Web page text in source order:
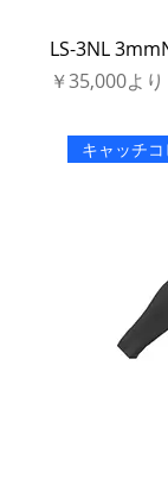
LS-3NL
￥35,000より
セール価格
キャッチ